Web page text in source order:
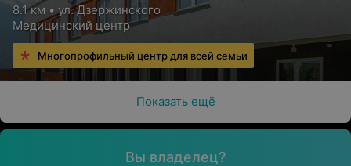
8.1 км • ул. Дзержинского
Медицинский центр
Многопрофильный центр для всей семьи
Показать ещё
Вы владелец?